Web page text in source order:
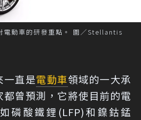
電動車的研發重點。 圖／Stellantis
一直是電動車領域的一大承
曾預測，它將使目前的電
磷酸鐵鋰(LFP)和鎳鈷錳